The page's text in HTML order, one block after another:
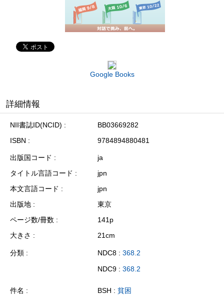
Google Books
詳細情報
NII書誌ID(NCID)
BB03669282
ISBN
9784894880481
出版国コード
ja
タイトル言語コード
jpn
本文言語コード
jpn
出版地
東京
ページ数/冊数
141p
大きさ
21cm
分類 NDC8 : 368.2
NDC9 : 368.2
件名 BSH : 貧困